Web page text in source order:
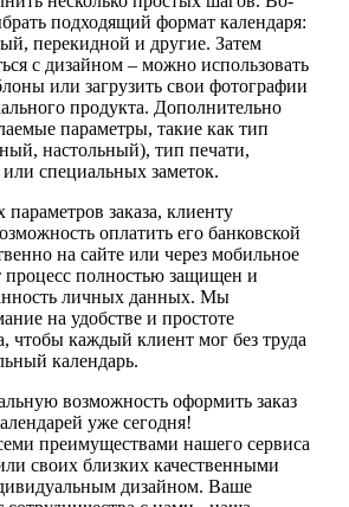
подходящий формат календаря:
перекидной и другие. Затем
с дизайном – можно использовать
или загрузить свои фотографии
продукта. Дополнительно
параметры, такие как тип
настольный), тип печати,
специальных заметок.
заказа, клиенту
оплатить его банковской
на сайте или через мобильное
полностью защищен и
личных данных. Мы
на удобстве и простоте
чтобы каждый клиент мог без труда
календарь.
возможность оформить заказ
уже сегодня!
преимуществами нашего сервиса
своих близких качественными
дизайном. Ваше